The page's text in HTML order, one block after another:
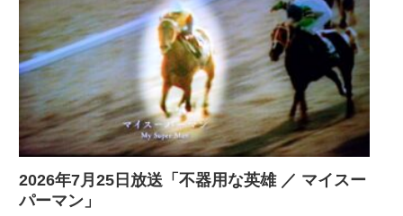
2026年7月25日放送「不器用な英雄 ／ マイスー
パーマン」